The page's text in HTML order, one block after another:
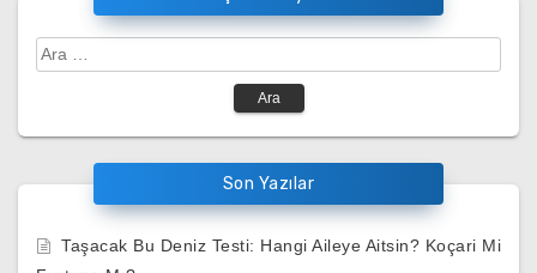
Arama:
Son Yazılar
Taşacak Bu Deniz Testi: Hangi Aileye Aitsin? Koçari Mi